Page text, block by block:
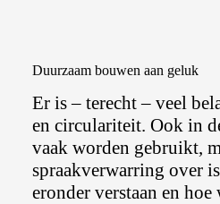
Duurzaam bouwen aan geluk
Er is – terecht – veel
en circulariteit. Ook in
vaak worden gebruikt,
spraakverwarring over
eronder verstaan en